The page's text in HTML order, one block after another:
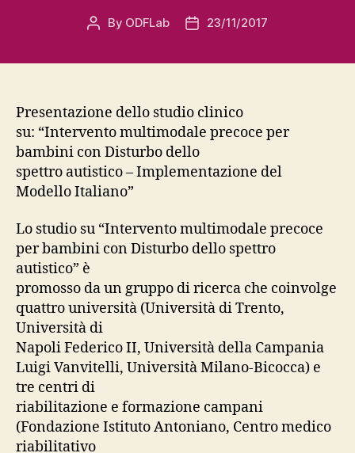
Post
By ODFLab
Post23/11/2017
Presentazione dello studio clinico
su: “Intervento multimodale precoce per
bambini con Disturbo dello
spettro autistico – Implementazione del
Modello Italiano”
Lo studio su “Intervento multimodale precoce
per bambini con Disturbo dello spettro
autistico” è
promosso da un gruppo di ricerca che coinvolge
quattro università (Università di Trento,
Università di
Napoli Federico II, Università della Campania
Luigi Vanvitelli, Università Milano-Bicocca) e
tre centri di
riabilitazione e formazione campani
(Fondazione Istituto Antoniano, Centro medico
riabilitativo